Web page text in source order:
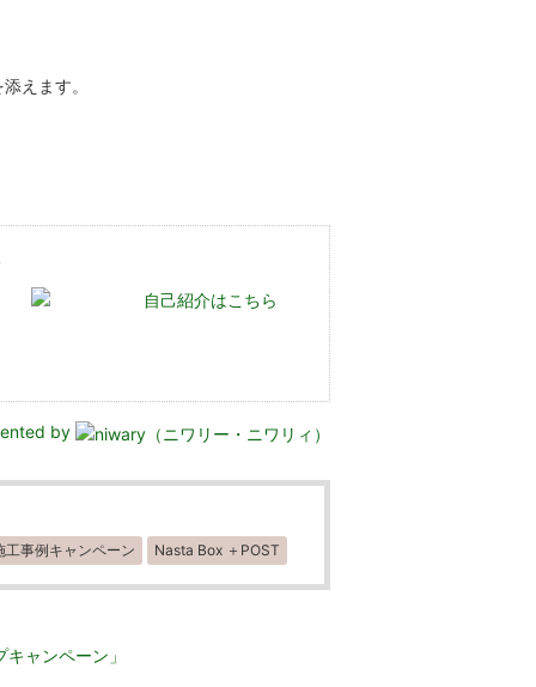
えます。
自己紹介はこちら
by
工事例キャンペーン Nasta Box ＋POST